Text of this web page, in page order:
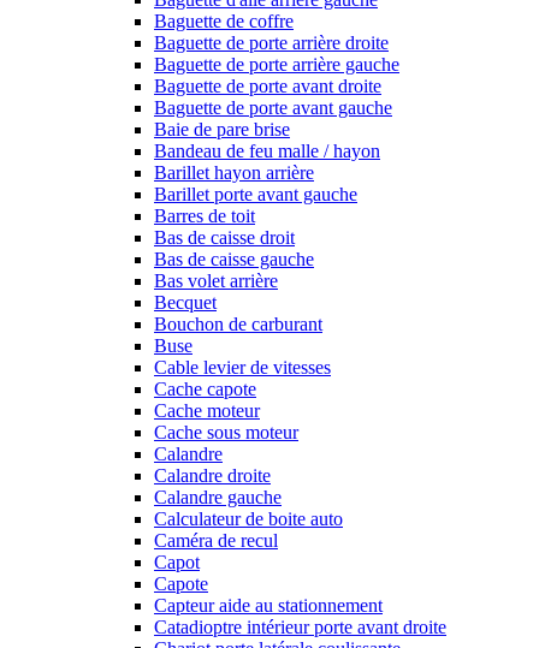
Baguette de coffre
Baguette de porte arrière droite
Baguette de porte arrière gauche
Baguette de porte avant droite
Baguette de porte avant gauche
Baie de pare brise
Bandeau de feu malle / hayon
Barillet hayon arrière
Barillet porte avant gauche
Barres de toit
Bas de caisse droit
Bas de caisse gauche
Bas volet arrière
Becquet
Bouchon de carburant
Buse
Cable levier de vitesses
Cache capote
Cache moteur
Cache sous moteur
Calandre
Calandre droite
Calandre gauche
Calculateur de boite auto
Caméra de recul
Capot
Capote
Capteur aide au stationnement
Catadioptre intérieur porte avant droite